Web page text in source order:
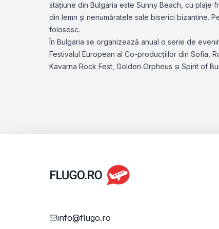
stațiune din Bulgaria este Sunny Beach, cu plaje
din lemn și nenumăratele sale biserici bizantine.
folosesc.
În Bulgaria se organizează anual o serie de
Festivalul European al Co-producțiilor din Sofia,
Kavarna Rock Fest, Golden Orpheus și Spirit of
info@flugo.ro